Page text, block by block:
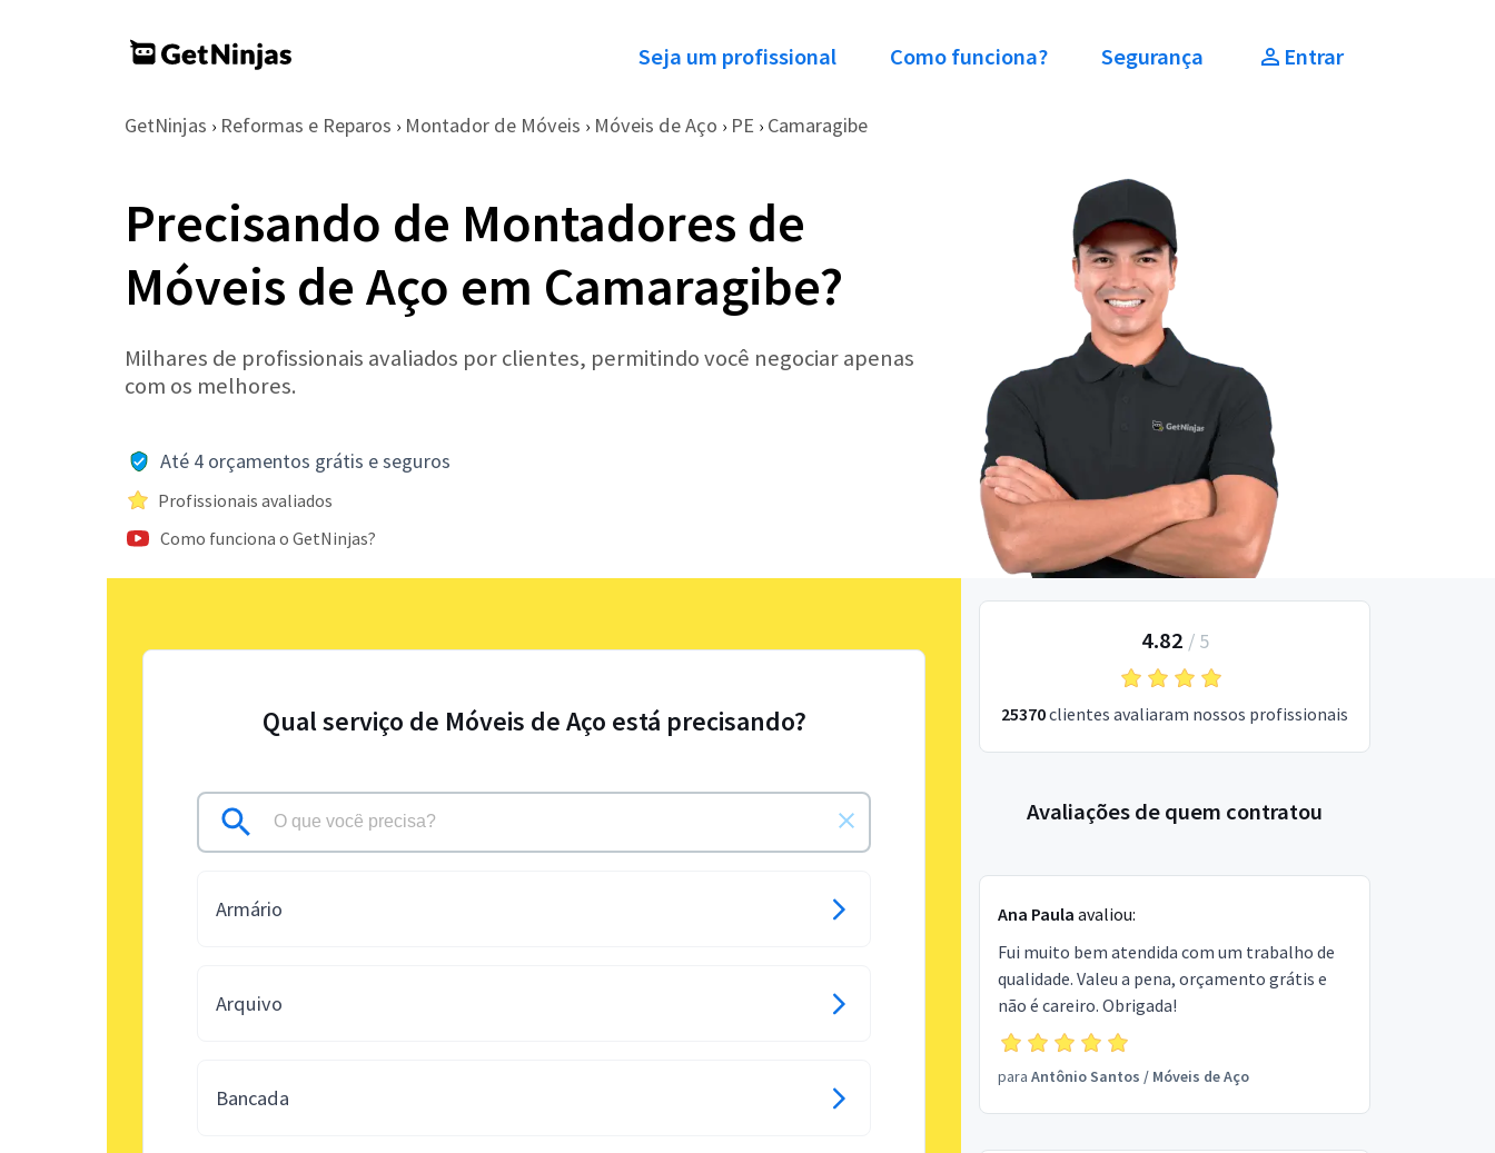
Seja um profissional Como funciona? Segurança Entrar
GetNinjas › Reformas e Reparos › Montador de Móveis › Móveis de Aço › PE › Camaragibe
Precisando de Montadores de
Móveis de Aço em Camaragibe?
Milhares de profissionais avaliados por clientes, permitindo você negociar apenas
com os melhores.
Até 4 orçamentos grátis e seguros
Profissionais avaliados
Como funciona o GetNinjas?
Qual serviço de Móveis de Aço está precisando?
Armário
Arquivo
Bancada
4.82 / 5
25370clientes avaliaram nossos profissionais
Avaliações de quem contratou
Ana Paula avaliou:
Fui muito bem atendida com um trabalho de
qualidade. Valeu a pena, orçamento grátis e
não é careiro. Obrigada!
para Antônio Santos / Móveis de Aço